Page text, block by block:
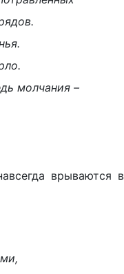
молчания –
врываются в